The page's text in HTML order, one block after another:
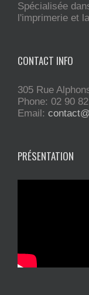
Spécialisée
l'imprimerie et
CONTACT INFO
305 Rue
Phone: 02 90
Email:
PRÉSENTATION